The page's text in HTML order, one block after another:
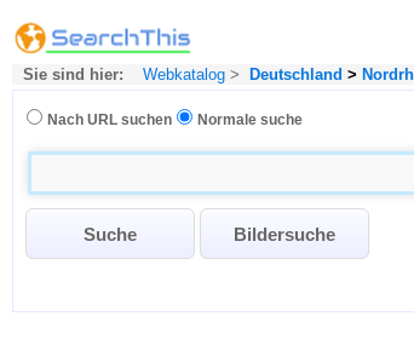
Sie sind hier: Webkatalog > Deutschland >
Nach URL suchen Normale suche